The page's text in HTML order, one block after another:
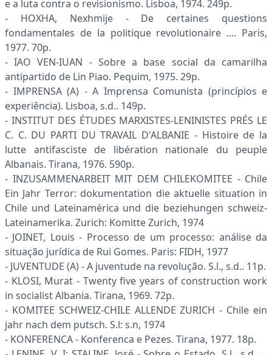
e a luta contra o revisionismo. Lisboa, 1974. 249p.
- HOXHA, Nexhmije - De certaines questions
fondamentales de la politique revolutionaire .... Paris,
1977. 70p.
- IAO VEN-IUAN - Sobre a base social da camarilha
antipartido de Lin Piao. Pequim, 1975. 29p.
- IMPRENSA (A) - A Imprensa Comunista (princípios e
experiência). Lisboa, s.d.. 149p.
- INSTITUT DES ÉTUDES MARXISTES-LENINISTES PRÉS LE
C. C. DU PARTI DU TRAVAIL D'ALBANIE - Histoire de la
lutte antifasciste de libération nationale du peuple
Albanais. Tirana, 1976. 590p.
- INZUSAMMENARBEIT MIT DEM CHILEKOMITEE - Chile
Ein Jahr Terror: dokumentation die aktuelle situation in
Chile und Lateinamérica und die beziehungen schweiz-
Lateinamerika. Zurich: Komitte Zurich, 1974
- JOINET, Louis - Processo de um processo: análise da
situação jurídica de Rui Gomes. Paris: FIDH, 1977
- JUVENTUDE (A) - A juventude na revolução. S.l., s.d.. 11p.
- KLOSI, Murat - Twenty five years of construction work
in socialist Albania. Tirana, 1969. 72p.
- KOMITEE SCHWEIZ-CHILE ALLENDE ZURICH - Chile ein
jahr nach dem putsch. S.l: s.n, 1974
- KONFERENCA - Konferenca e Pezes. Tirana, 1977. 18p.